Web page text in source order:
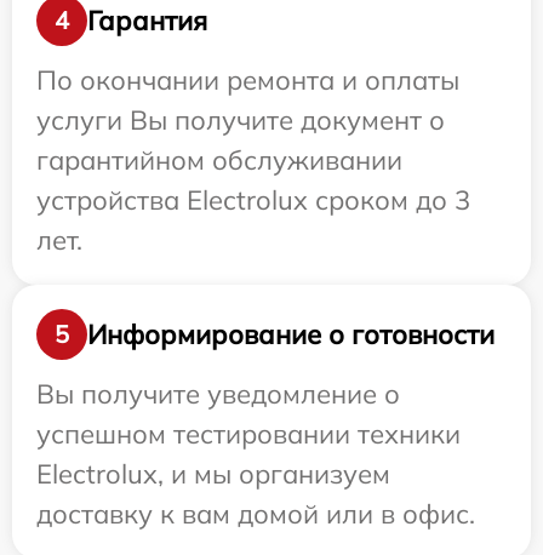
4
Гарантия
По окончании ремонта и оплаты
услуги Вы получите документ о
гарантийном обслуживании
устройства Electrolux сроком до 3
лет.
5
Информирование о готовности
Вы получите уведомление о
успешном тестировании техники
Electrolux, и мы организуем
доставку к вам домой или в офис.